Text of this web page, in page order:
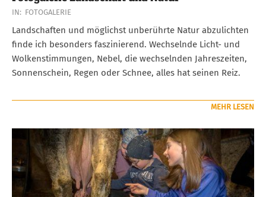
2018-
08-
13
IN: FOTOGALERIE
Landschaften und möglichst unberührte Natur abzulichten
finde ich besonders faszinierend. Wechselnde Licht- und
Wolkenstimmungen, Nebel, die wechselnden Jahreszeiten,
Sonnenschein, Regen oder Schnee, alles hat seinen Reiz.
MEHR LESEN